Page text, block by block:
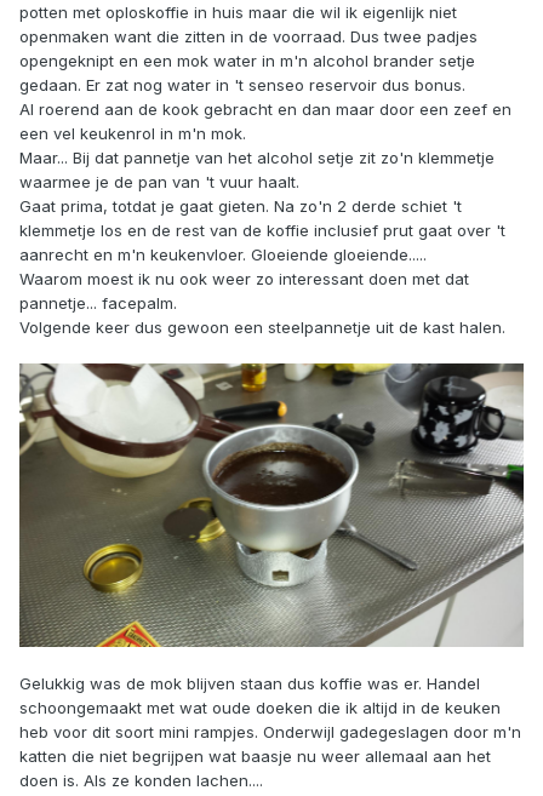
potten met oploskoffie in huis maar die wil ik eigenlijk niet
openmaken want die zitten in de voorraad. Dus twee padjes
opengeknipt en een mok water in m'n alcohol brander setje
gedaan. Er zat nog water in 't senseo reservoir dus bonus.
Al roerend aan de kook gebracht en dan maar door een zeef en
een vel keukenrol in m'n mok.
Maar... Bij dat pannetje van het alcohol setje zit zo'n klemmetje
waarmee je de pan van 't vuur haalt.
Gaat prima, totdat je gaat gieten. Na zo'n 2 derde schiet 't
klemmetje los en de rest van de koffie inclusief prut gaat over 't
aanrecht en m'n keukenvloer. Gloeiende gloeiende.....
Waarom moest ik nu ook weer zo interessant doen met dat
pannetje... facepalm.
Volgende keer dus gewoon een steelpannetje uit de kast halen.
Gelukkig was de mok blijven staan dus koffie was er. Handel
schoongemaakt met wat oude doeken die ik altijd in de keuken
heb voor dit soort mini rampjes. Onderwijl gadegeslagen door m'n
katten die niet begrijpen wat baasje nu weer allemaal aan het
doen is. Als ze konden lachen....